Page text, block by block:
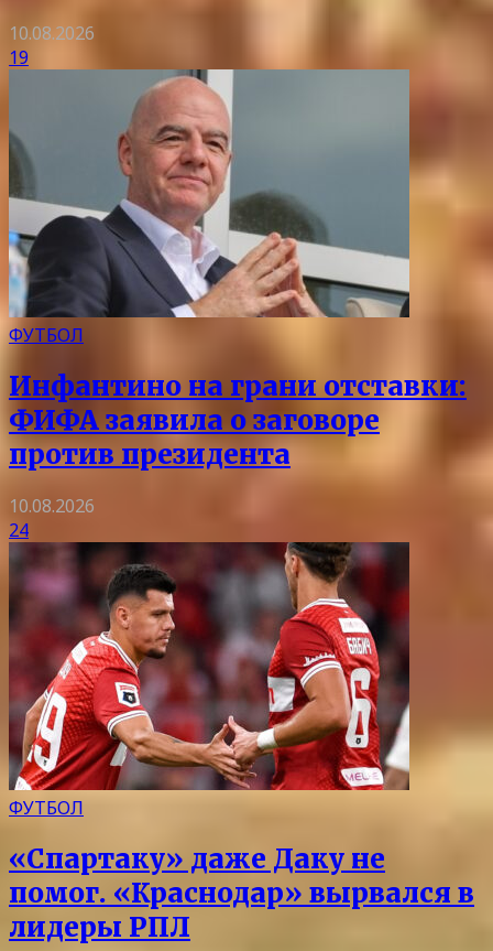
10.08.2026
19
ФУТБОЛ
Инфантино на грани отставки:
ФИФА заявила о заговоре
против президента
10.08.2026
24
ФУТБОЛ
«Спартаку» даже Даку не
помог. «Краснодар» вырвался в
лидеры РПЛ